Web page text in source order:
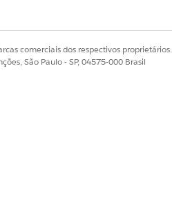
Sim Não
comerciais dos respectivos proprietários.
São Paulo - SP, 04575-000 Brasil